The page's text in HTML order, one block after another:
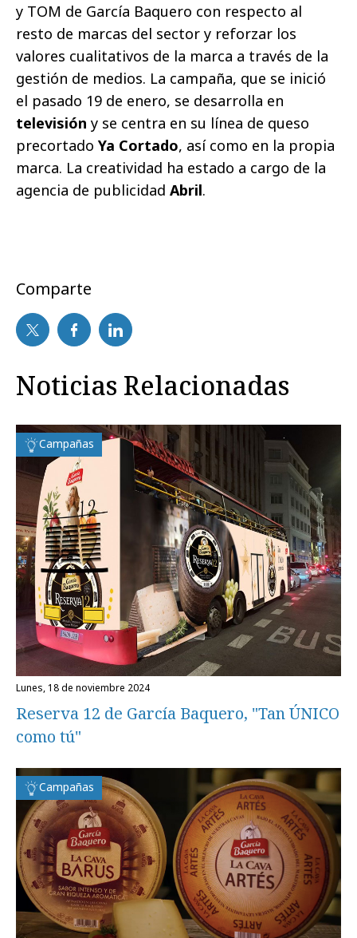
y TOM de García Baquero con respecto al
resto de marcas del sector y reforzar los
valores cualitativos de la marca a través de la
gestión de medios. La campaña, que se inició
el pasado 19 de enero, se desarrolla en
televisión y se centra en su línea de queso
precortado Ya Cortado, así como en la propia
marca. La creatividad ha estado a cargo de la
agencia de publicidad Abril.
Comparte
Noticias Relacionadas
Campañas
lunes, 18 de noviembre 2024
Reserva 12 de García Baquero, "Tan ÚNICO
como tú"
Campañas